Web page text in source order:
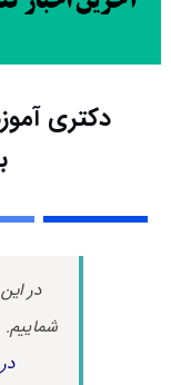
دکتری
در
شماییم.